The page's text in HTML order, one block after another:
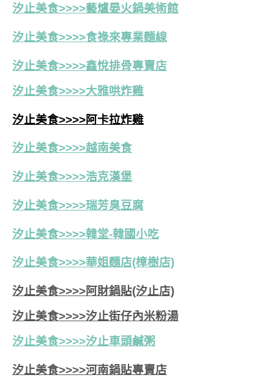
汐止美食>>>>藝爐晏火鍋美術館
汐止美食>>>>食祿來專業麵線
汐止美食>>>>鑫悅排骨專賣店
汐止美食>>>>大雅哄炸雞
汐止美食>>>>阿卡拉炸雞
汐止美食>>>>越南美食
汐止美食>>>>浩克漢堡
汐止美食>>>>瑞芳臭豆腐
汐止美食>>>>韓堂-韓國小吃
汐止美食>>>>華姐麵店(樟樹店)
汐止美食>>>>阿財鍋貼(汐止店)
汐止美食>>>>汐止街仔內米粉湯
汐止美食>>>>汐止車頭鹹粥
汐止美食>>>>河南鍋貼專賣店